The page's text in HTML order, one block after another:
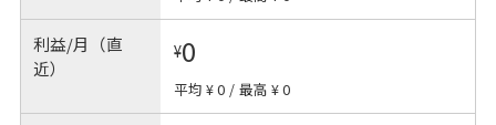
利益/月（直
近）
¥0
平均 ¥ 0 / 最高 ¥ 0